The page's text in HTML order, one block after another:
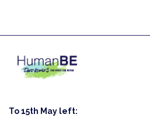
To 15th May left: